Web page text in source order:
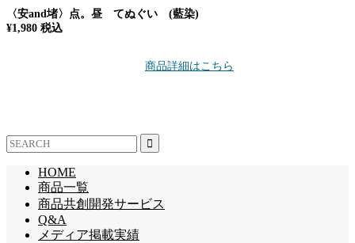
〈安and堵〉点。昼 てぬぐい (藍染)
¥1,980 税込
商品詳細はこちら
HOME
商品一覧
商品共創開発サービス
Q&A
メディア掲載実績